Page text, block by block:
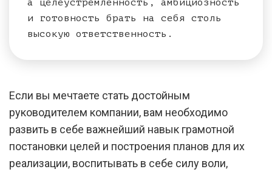
а целеустремлённость, амбициозность
и готовность брать на себя столь
высокую ответственность.
Если вы мечтаете стать достойным
руководителем компании, вам необходимо
развить в себе важнейший навык грамотной
постановки целей и построения планов для их
реализации, воспитывать в себе силу воли,